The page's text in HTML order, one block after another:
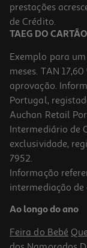
74,99 €
Ventoinha
59.99 €/un
59,99 €
prestações
de Crédito.
TAEG DO
Exemplo para
meses. TAN
aprovação.
Portugal,
Auchan Retail
Intermediário de
exclusividade,
7952.
Informação
intermediação de
Ao longo do ano
Feira do Bebé